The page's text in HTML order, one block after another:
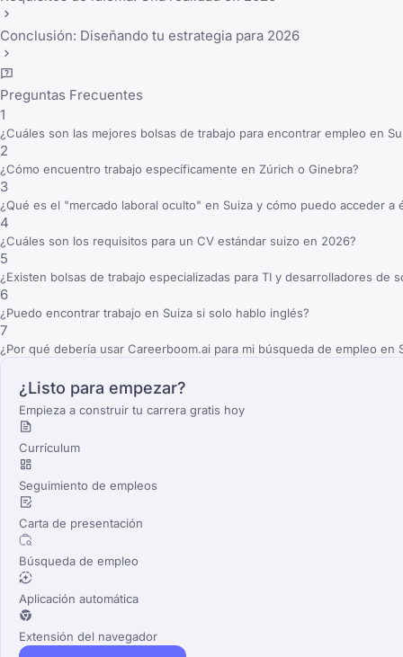
Conclusión: Diseñando tu estrategia para 2026
Preguntas Frecuentes
1
¿Cuáles son las mejores bolsas de trabajo para encontrar empleo en
2
¿Cómo encuentro trabajo específicamente en Zúrich o Ginebra?
3
¿Qué es el "mercado laboral oculto" en Suiza y cómo puedo acceder a
4
¿Cuáles son los requisitos para un CV estándar suizo en 2026?
5
¿Existen bolsas de trabajo especializadas para TI y desarrolladores de
6
¿Puedo encontrar trabajo en Suiza si solo hablo inglés?
7
¿Por qué debería usar Careerboom.ai para mi búsqueda de empleo en
¿Listo para empezar?
Empieza a construir tu carrera gratis hoy
Currículum
Seguimiento de empleos
Carta de presentación
Búsqueda de empleo
Aplicación automática
Extensión del navegador